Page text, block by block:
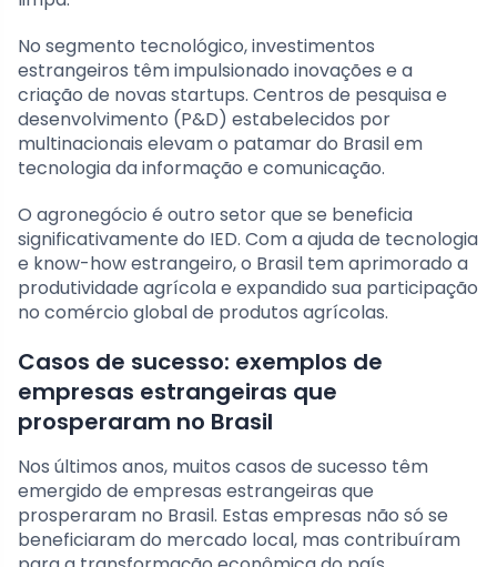
No segmento tecnológico, investimentos
estrangeiros têm impulsionado inovações e a
criação de novas startups. Centros de pesquisa e
desenvolvimento (P&D) estabelecidos por
multinacionais elevam o patamar do Brasil em
tecnologia da informação e comunicação.
O agronegócio é outro setor que se beneficia
significativamente do IED. Com a ajuda de tecnologia
e know-how estrangeiro, o Brasil tem aprimorado a
produtividade agrícola e expandido sua participação
no comércio global de produtos agrícolas.
Casos de sucesso: exemplos de
empresas estrangeiras que
prosperaram no Brasil
Nos últimos anos, muitos casos de sucesso têm
emergido de empresas estrangeiras que
prosperaram no Brasil. Estas empresas não só se
beneficiaram do mercado local, mas contribuíram